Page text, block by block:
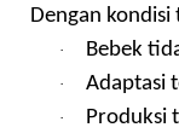
Dengan
· Bebek
· Adaptasi
·
Produksi